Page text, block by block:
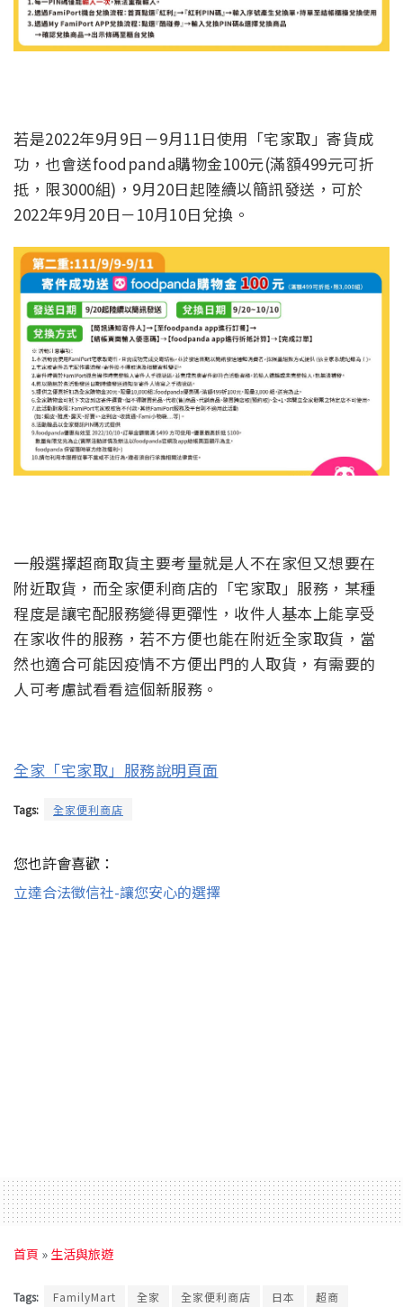
若是2022年9月9日－9月11日使用「宅家取」寄貨成
功，也會送foodpanda購物金100元(滿額499元可折
抵，限3000組)，9月20日起陸續以簡訊發送，可於
2022年9月20日－10月10日兌換。
一般選擇超商取貨主要考量就是人不在家但又想要在
附近取貨，而全家便利商店的「宅家取」服務，某種
程度是讓宅配服務變得更彈性，收件人基本上能享受
在家收件的服務，若不方便也能在附近全家取貨，當
然也適合可能因疫情不方便出門的人取貨，有需要的
人可考慮試看看這個新服務。
全家「宅家取」服務說明頁面
Tags: 全家便利商店
您也許會喜歡：
立達合法徵信社-讓您安心的選擇
首頁 » 生活與旅遊
Tags: FamilyMart 全家 全家便利商店 日本 超商